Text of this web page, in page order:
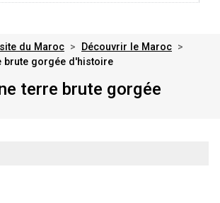
du Maroc > Découvrir le Maroc >
brute gorgée d'histoire
terre brute gorgée